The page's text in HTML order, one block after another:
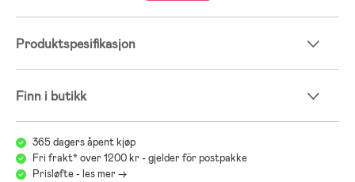
Produktspesifikasjon
Finn i butikk
365 dagers åpent kjøp
Fri frakt* over 1200 kr - gjelder för postpakke
Prisløfte - les mer ->